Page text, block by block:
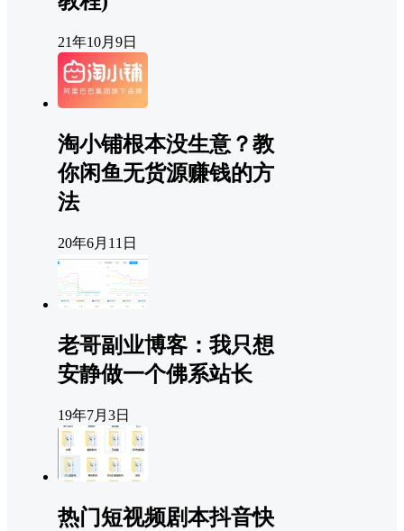
21年10月9日
淘小铺根本没生意？教
你闲鱼无货源赚钱的方
法
20年6月11日
老哥副业博客：我只想
安静做一个佛系站长
19年7月3日
热门短视频剧本抖音快